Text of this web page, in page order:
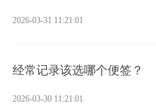
2026-03-31 11:21:01
经常记录该选哪个便签？
2026-03-30 11:21:01